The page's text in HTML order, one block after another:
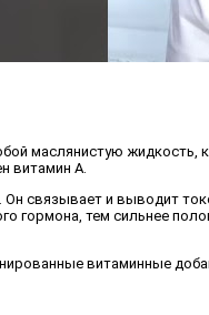
маслянистую
витамин А.
связывает и выводит
гормона, тем сильнее
витаминные